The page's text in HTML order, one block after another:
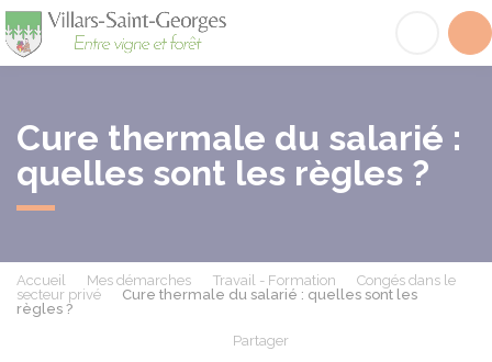
Cure thermale du salarié :
quelles sont les règles ?
Accueil Mes démarches Travail - Formation
Congés dans le
secteur privé
Cure thermale du salarié : quelles sont les
règles ?
Partager